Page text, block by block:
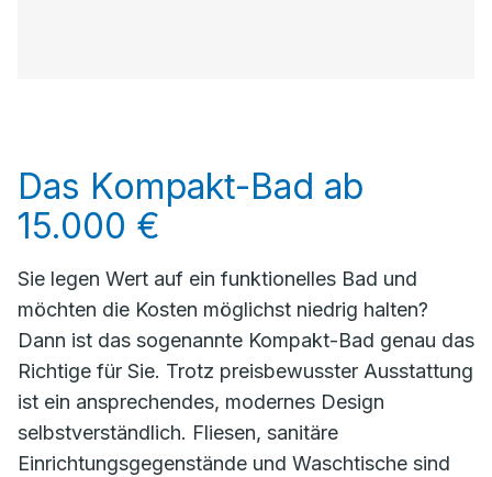
Das Kompakt-Bad ab
15.000 €
Sie legen Wert auf ein funktionelles Bad und
möchten die Kosten möglichst niedrig halten?
Dann ist das sogenannte Kompakt-Bad genau das
Richtige für Sie. Trotz preisbewusster Ausstattung
ist ein ansprechendes, modernes Design
selbstverständlich. Fliesen, sanitäre
Einrichtungsgegenstände und Waschtische sind